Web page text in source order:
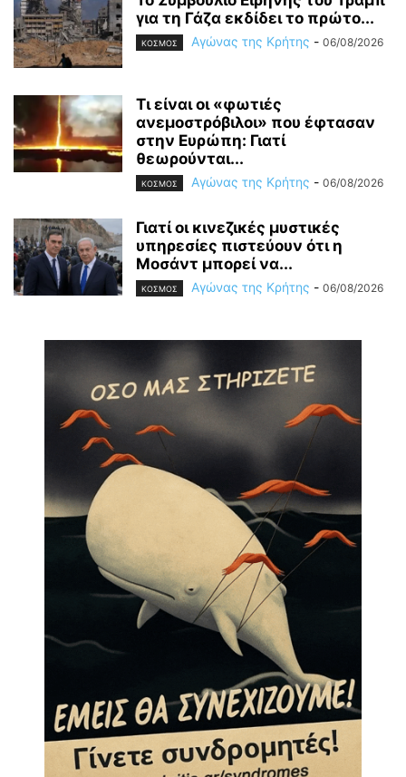
για τη Γάζα εκδίδει το πρώτο...
ΚΟΣΜΟΣ Αγώνας της Κρήτης - 06/08/2026
Τι είναι οι «φωτιές
ανεμοστρόβιλοι» που έφτασαν
στην Ευρώπη: Γιατί
θεωρούνται...
ΚΟΣΜΟΣ Αγώνας της Κρήτης - 06/08/2026
Γιατί οι κινεζικές μυστικές
υπηρεσίες πιστεύουν ότι η
Μοσάντ μπορεί να...
ΚΟΣΜΟΣ Αγώνας της Κρήτης - 06/08/2026